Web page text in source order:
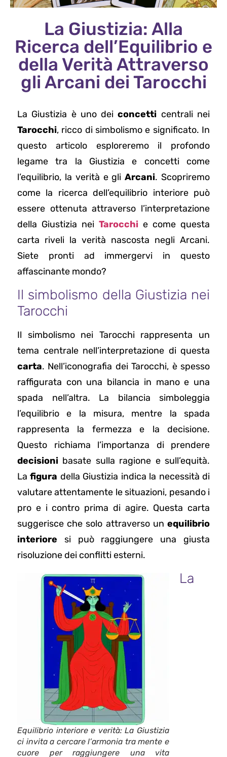
La Giustizia: Alla
Ricerca dell’Equilibrio e
della Verità Attraverso
gli Arcani dei Tarocchi
La Giustizia è uno deiconcetti centrali nei
Tarocchi, ricco di simbolismo e significato. In
questo articolo esploreremo il profondo
legame tra la Giustizia e concetti come
l’equilibrio, la verità e gliArcani. Scopriremo
come la ricerca dell’equilibrio interiore può
essere ottenuta attraverso l’interpretazione
della Giustizia nei Tarocchi e come questa
carta riveli la verità nascosta negli Arcani.
Siete pronti ad immergervi in questo
affascinante mondo?
Il simbolismo della Giustizia nei
Tarocchi
Il simbolismo nei Tarocchi rappresenta un
tema centrale nell’interpretazione di questa
carta. Nell’iconografia dei Tarocchi, è spesso
raffigurata con una bilancia in mano e una
spada nell’altra. La bilancia simboleggia
l’equilibrio e la misura, mentre la spada
rappresenta la fermezza e la decisione.
Questo richiama l’importanza di prendere
decisioni basate sulla ragione e sull’equità.
Lafigura della Giustizia indica la necessità di
valutare attentamente le situazioni, pesando i
pro e i contro prima di agire. Questa carta
suggerisce che solo attraverso un equilibrio
interiore si può raggiungere una giusta
risoluzione dei conflitti esterni.
Equilibrio interiore e verità: La Giustizia
ci invita a cercare l’armonia tra mente e
cuore per raggiungere una vita
La